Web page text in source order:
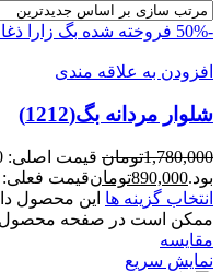
-50% فروخته شده بگ زارا
افزودن به علاقه مندی
شلوار مردانه بگ(1212)
1,780,000تومان
بود.890,000تومانقیمت فعلی: 890,000تومان.
انتخاب گزینه ها این محصول
ممکن است در صفحه محصول
مقايسه
نمایش سریع